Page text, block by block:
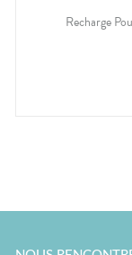
Recharge